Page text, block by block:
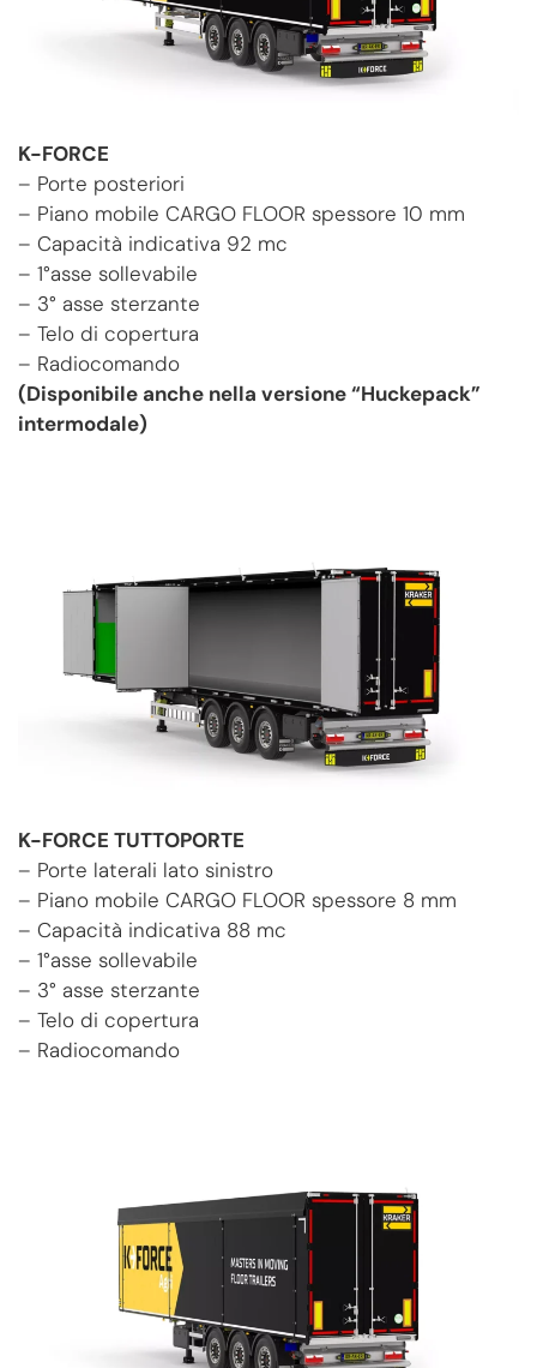
K-FORCE
– Porte posteriori
– Piano mobile CARGO FLOOR spessore 10 mm
– Capacità indicativa 92 mc
– 1°asse sollevabile
– 3° asse sterzante
– Telo di copertura
– Radiocomando
(Disponibile anche nella versione “Huckepack”
intermodale)
K-FORCE TUTTOPORTE
– Porte laterali lato sinistro
– Piano mobile CARGO FLOOR spessore 8 mm
– Capacità indicativa 88 mc
– 1°asse sollevabile
– 3° asse sterzante
– Telo di copertura
– Radiocomando